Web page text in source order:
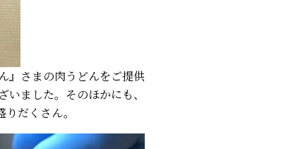
』さまの肉うどんをご提供
ました。そのほかにも、
だくさん。